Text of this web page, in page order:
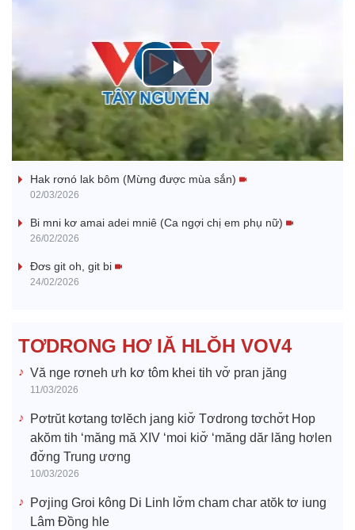
P
a
V
e
o
Nhớ bạn
Hak rơnó lak bôm (Mừng được mùa sắn)
02/03/2026
Bi mni kơ amai adei mniê (Ca ngợi chị em phụ nữ)
26/02/2026
Đơs git oh, git bi
24/02/2026
TƠDRONG HƠ IĂ HLŎH VOV4
Vă nge rơneh ưh kơ tôm khei tih vơ̆ pran jăng
11/03/2026
Pơtrŭt kơtang tơlĕch jang kiơ̆ Tơdrong tơchơ̆t Hop
akŏm tih ‘măng mă XIV ‘moi kiơ̆ ‘măng dăr lăng hơlen
đơ̆ng Trung ương
10/03/2026
Pơjing Groi kông Di Linh lơ̆m cham char atŏk tơ iung
Lâm Đồng hle